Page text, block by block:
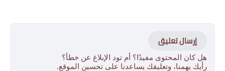
إرسال تعليق
هل كان المحتوى مفيدًا؟ أم تود الإبلاغ عن خطأ؟
رأيك يهمنا، وتعليقك يساعدنا على تحسين الموقع.